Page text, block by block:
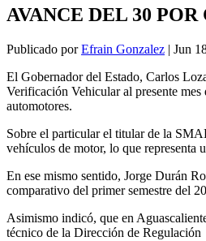
AVANCE DEL 30
Publicado porEfrain Gonzalez | Jun
El Gobernador del Estado, Carlos
Verificación Vehicular al presente
automotores.
Sobre el particular el titular de la
vehículos de motor, lo que representa
En ese mismo sentido, Jorge Durán
comparativo del primer semestre del
Asimismo indicó, que en
técnico de la Dirección de